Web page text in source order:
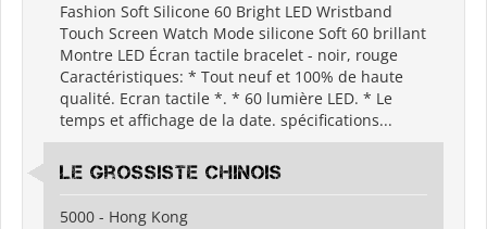
Fashion Soft Silicone 60 Bright LED Wristband
Touch Screen Watch Mode silicone Soft 60 brillant
Montre LED Écran tactile bracelet - noir, rouge
Caractéristiques: * Tout neuf et 100% de haute
qualité. Ecran tactile *. * 60 lumière LED. * Le
temps et affichage de la date. spécifications...
Le grossiste chinois
5000 - Hong Kong